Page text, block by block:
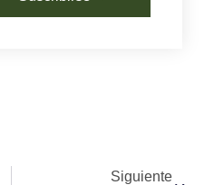
Siguiente